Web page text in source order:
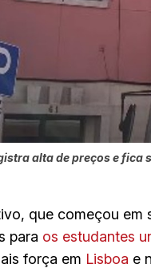
alta de preços e fica
que começou em
para os estudantes
força em Lisboa e